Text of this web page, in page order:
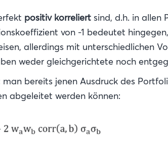
positiv korreliert sind, d.h. in allen
von -1 bedeutet
allerdings mit unterschiedlichen
weder gleichgerichtete noch
bereits jenen Ausdruck des
abgeleitet werden können: